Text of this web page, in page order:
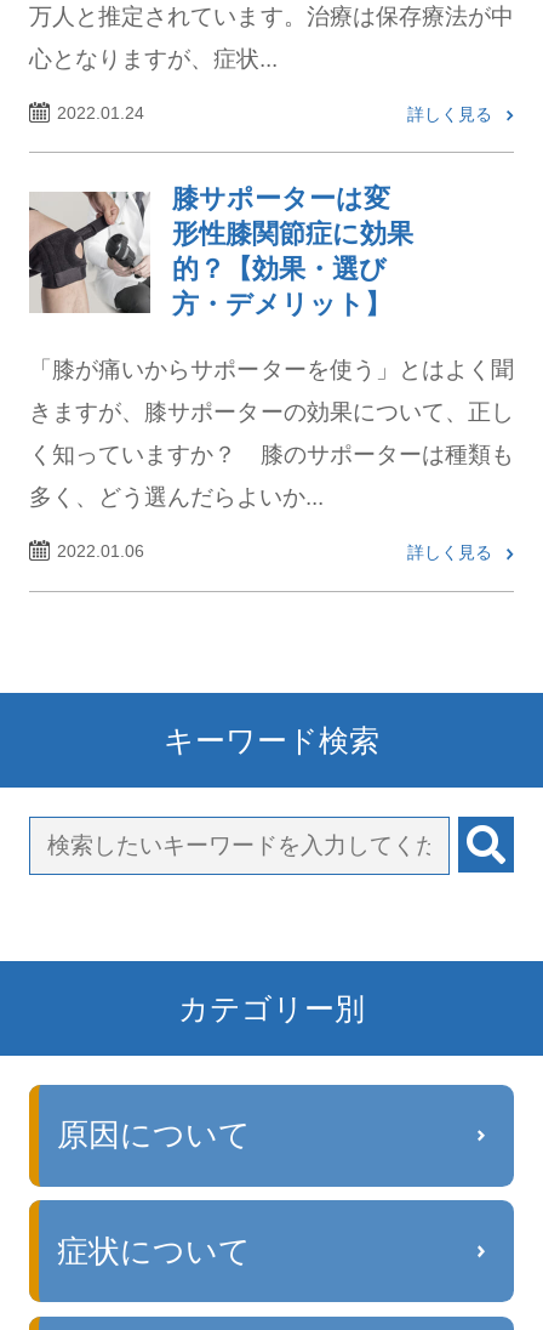
万人と推定されています。治療は保存療法が中
心となりますが、症状...
2022.01.24 詳しく見る
膝サポーターは変
形性膝関節症に効果
的？【効果・選び
方・デメリット】
「膝が痛いからサポーターを使う」とはよく聞
きますが、膝サポーターの効果について、正し
く知っていますか？ 膝のサポーターは種類も
多く、どう選んだらよいか...
2022.01.06 詳しく見る
キーワード検索
カテゴリー別
原因について
症状について